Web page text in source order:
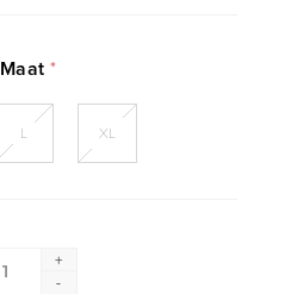
Maat*
L XL
+
-